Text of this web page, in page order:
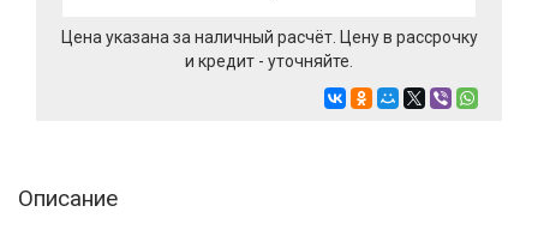
Цена указана за наличный расчёт. Цену в рассрочку
и кредит - уточняйте.
Описание